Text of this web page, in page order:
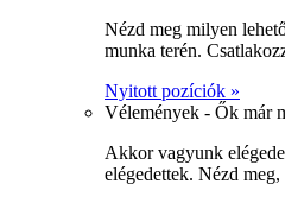
Nézd meg milyen
munka terén.
Nyitott pozíciók »
Vélemények - Ők már
Akkor vagyunk
elégedettek. Nézd